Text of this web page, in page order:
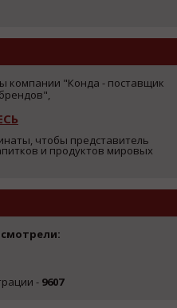
компании "Конда - поставщик
чтобы представитель
и продуктов мировых
- 9607